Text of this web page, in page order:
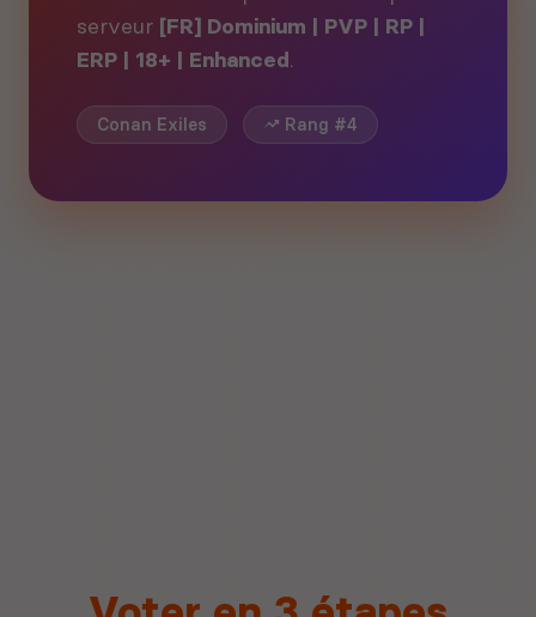
serveur [FR] Dominium | PVP | RP |
ERP | 18+ | Enhanced.
Conan Exiles Rang #4